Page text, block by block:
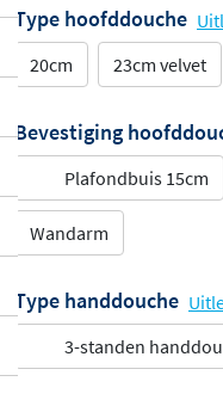
Type hoofddouche
20cm
23cm velvet
Bevestiging
Plafondbuis 15cm
Wandarm
Type handdouche
3-standen